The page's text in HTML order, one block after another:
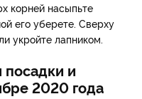
корней насыпьте
его уберете. Сверху
укройте лапником.
и
2020 года